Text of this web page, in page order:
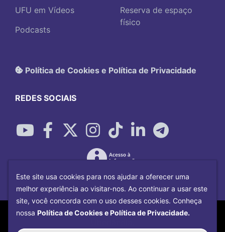
UFU em Vídeos
Podcasts
Reserva de espaço
físico
Política de Cookies e Política de Privacidade
REDES SOCIAIS
Copyright©2026Universidade Federal
Este site usa cookies para nos ajudar a oferecer uma
melhor experiência ao visitar-nos. Ao continuar a usar este
site, você concorda com o uso desses cookies. Conheça
nossa Política de Cookies e Política de Privacidade.